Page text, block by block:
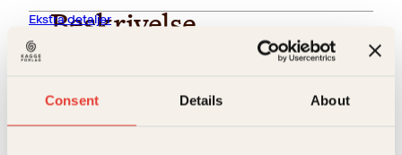
Consent Details About
Beskrivelse
politiets passive holdning. Hun vet at faren i lang tid
har arbeidet med en vanskelig og stor sak, og hun
Ekstra detaljer
Krim Politi og detektiver
Relaterte produkter